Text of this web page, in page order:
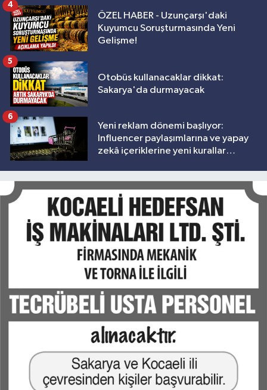
ÖZEL HABER - Uzunçarşı'daki
Kuyumcu Soruşturmasında Yeni
Gelişme!
4
Otobüs kullanacaklar dikkat:
Sakarya'da durmayacak
5
Yeni reklam dönemi başlıyor:
Influencer paylaşımlarına ve yapay
zekâ içeriklerine yeni kurallar
6